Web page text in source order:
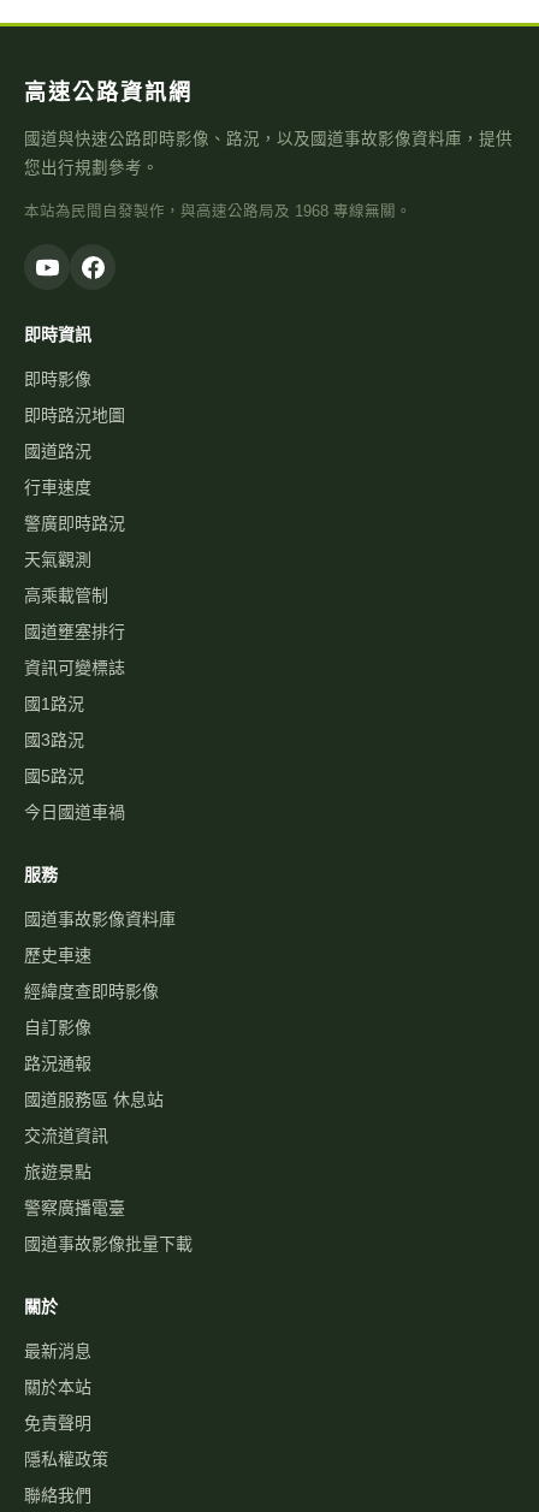
高速公路資訊網
國道與快速公路即時影像、路況，以及國道事故影像資料庫，提供
您出行規劃參考。
本站為民間自發製作，與高速公路局及 1968 專線無關。
即時資訊
即時影像
即時路況地圖
國道路況
行車速度
警廣即時路況
天氣觀測
高乘載管制
國道壅塞排行
資訊可變標誌
國1路況
國3路況
國5路況
今日國道車禍
服務
國道事故影像資料庫
歷史車速
經緯度查即時影像
自訂影像
路況通報
國道服務區 休息站
交流道資訊
旅遊景點
警察廣播電臺
國道事故影像批量下載
關於
最新消息
關於本站
免責聲明
隱私權政策
聯絡我們